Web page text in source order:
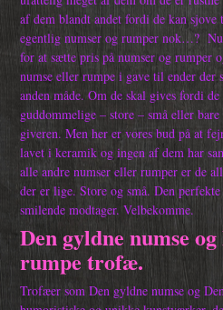
af dem blandt andet fordi de kan
egentlig numser og rumper nok…?
for at sætte pris på numser og rumper
numse eller rumpe i gave til ender der
anden måde. Om de skal gives fordi
guddommelige – store – små eller
giveren. Men her er vores bud på at
lavet i keramik og ingen af dem har
alle andre numser eller rumper er de
der er lige. Store og små. Den
smilende modtager. Velbekomme.
Den gyldne numse
rumpe trofæ.
Trofæer som Den gyldne numse og